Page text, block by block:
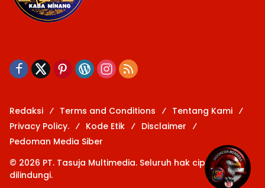
Redaksi Terms and Conditions
Tentang Kami
Privacy Policy.
Kode Etik
Disclaimer
Pedoman Media Siber
© 2026 PT. Tasuja Multimedia. Seluruh hak cipta
dilindungi.